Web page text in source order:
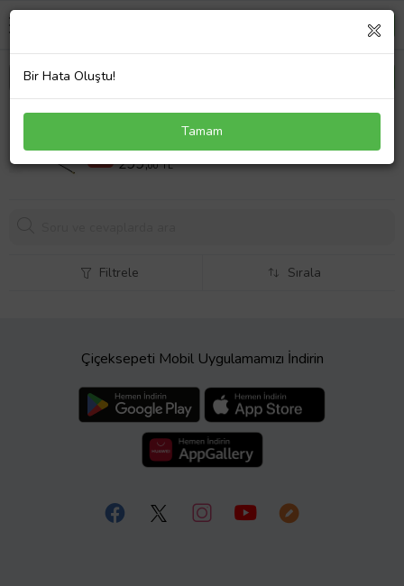
Xiaomi Mi 11 Ultra Uyumlu Koaksiyel Anten Sinyal
Flex Kablo M2102K1G M2102K1C
%14 349,00 TL
299,00 TL
Filtrele Sırala
Çiçeksepeti Mobil Uygulamamızı İndirin
Bir Hata Oluştu!
Tamam